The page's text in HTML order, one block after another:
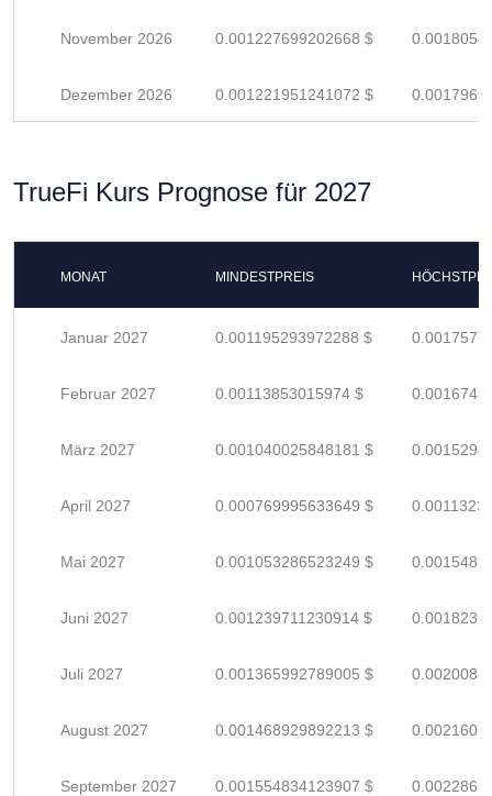
November 2026 0.001227699202668 $
Dezember 2026 0.001221951241072 $
TrueFi Kurs Prognose für 2027
MONAT MINDESTPREIS
Januar 2027 0.001195293972288 $
Februar 2027 0.00113853015974 $
März 2027 0.001040025848181 $
April 2027 0.000769995633649 $
Mai 2027 0.001053286523249 $
Juni 2027 0.001239711230914 $
Juli 2027 0.001365992789005 $
August 2027 0.001468929892213 $
September 2027 0.001554834123907 $